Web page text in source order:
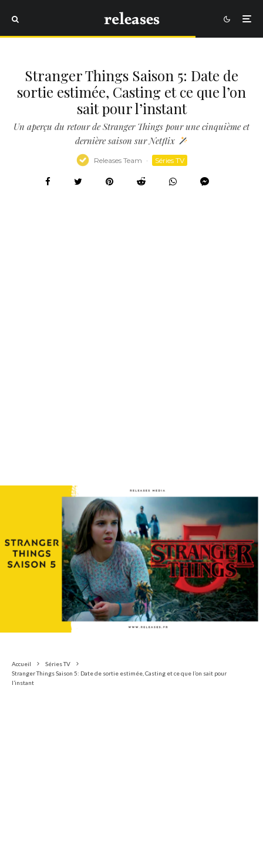
Stranger Things Saison 5: Date de
sortie estimée, Casting et ce que l’on
sait pour l’instant
Un aperçu du retour de Stranger Things pour une cinquième et
dernière saison sur Netflix
Releases Team · Séries TV
Accueil
Séries TV
Stranger Things Saison 5: Date de sortie estimée, Casting et ce que l’on sait pour
l’instant